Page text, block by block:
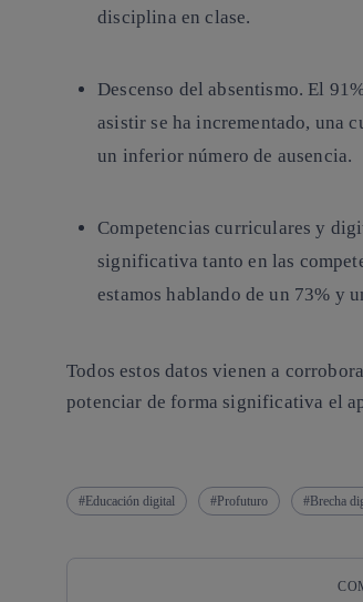
disciplina en clase.
Descenso del absentismo. El
asistir se ha incrementado, una
un inferior número de ausencia.
Competencias curriculares y
significativa tanto en las
estamos hablando de un 73% y
Todos estos datos vienen a
potenciar de forma significativa el
Educación digital Profuturo Brecha